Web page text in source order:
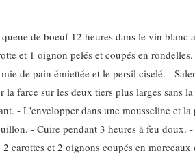
de boeuf 12 heures dans le vin
et 1 oignon pelés et coupés en
de pain émiettée et le persil ciselé. -
la farce sur les deux tiers plus larges sans
- L'envelopper dans une mousseline et
- Cuire pendant 3 heures à feu doux.
2 carottes et 2 oignons coupés en